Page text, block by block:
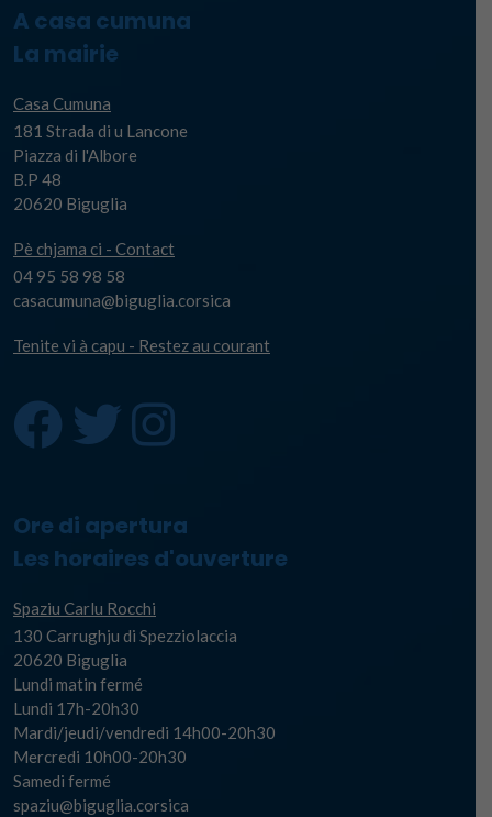
A casa cumuna
La mairie
Casa Cumuna
181 Strada di u Lancone
Piazza di l'Albore
B.P 48
20620 Biguglia
Pè chjama ci - Contact
04 95 58 98 58
casacumuna@biguglia.corsica
Tenite vi à capu - Restez au courant
Ore di apertura
Les horaires d'ouverture
Spaziu Carlu Rocchi
130 Carrughju di Spezziolaccia
20620 Biguglia
Lundi matin fermé
Lundi 17h-20h30
Mardi/jeudi/vendredi 14h00-20h30
Mercredi 10h00-20h30
Samedi fermé
spaziu@biguglia.corsica